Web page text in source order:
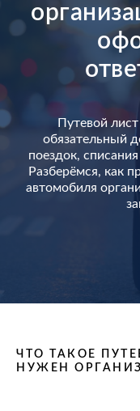
Путевой
обязательный
поездок,
Разберёмся, как
автомобиля
ЧТО ТАКОЕ
НУЖЕН